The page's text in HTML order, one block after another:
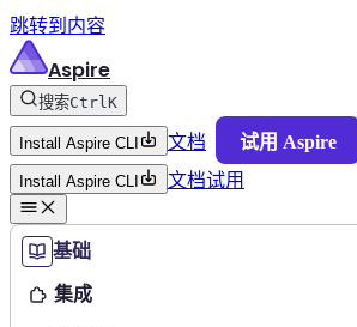
跳转到内容
Aspire
搜索CtrlK
Install Aspire CLI 文档 试用 Aspire
Install Aspire CLI 文档试用
基础
集成